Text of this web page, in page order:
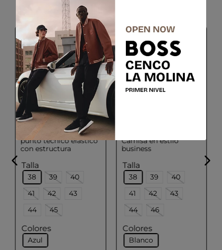
BOSS
Camisa slim fit en
punto técnico elástico
con estructura
Talla
38 39
40
41
42
43
44
45
Colores
Azul
SALE
Camisa en estilo
business
Talla
38 39
40
41
42
43
44
46
Colores
Blanco